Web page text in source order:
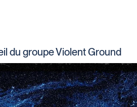
du groupe Violent Ground